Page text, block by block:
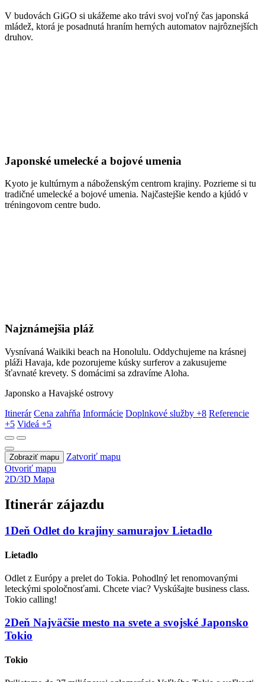
V budovách GiGO si ukážeme ako trávi svoj voľný čas japonská
mládež, ktorá je posadnutá hraním herných automatov najrôznejších
druhov.
Japonské umelecké a bojové umenia
Kyoto je kultúrnym a náboženským centrom krajiny. Pozrieme si tu
tradičné umelecké a bojové umenia. Najčastejšie kendo a kjúdó v
tréningovom centre budo.
Najznámejšia pláž
Vysnívaná Waikiki beach na Honolulu. Oddychujeme na krásnej
pláži Havaja, kde pozorujeme kúsky surferov a zakusujeme
šťavnaté krevety. S domácimi sa zdravíme Aloha.
Japonsko a Havajské ostrovy
Itinerár Cena zahŕňa Informácie Doplnkové služby +8 Referencie
+5 Videá +5
Zobraziť mapu
Zatvoriť mapu
Otvoriť mapu
2D/3D Mapa
Itinerár zájazdu
1Deň Odlet do krajiny samurajov Lietadlo
Lietadlo
Odlet z Európy a prelet do Tokia. Pohodlný let renomovanými
leteckými spoločnosťami. Chcete viac? Vyskúšajte business class.
Tokio calling!
2Deň Najväčšie mesto na svete a svojské Japonsko
Tokio
Tokio